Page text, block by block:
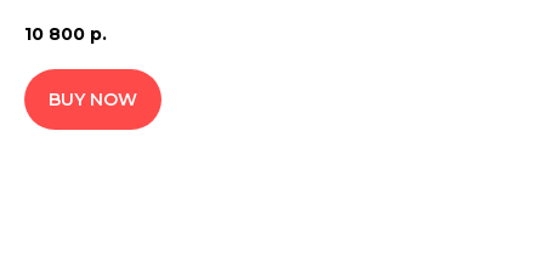
10 800 р.
BUY NOW